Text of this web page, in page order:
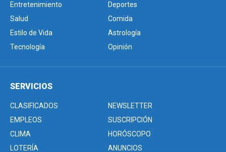
Entretenimiento
Deportes
Salud
Comida
Estilo de Vida
Astrología
Tecnología
Opinión
SERVICIOS
CLASIFICADOS
NEWSLETTER
EMPLEOS
SUSCRIPCIÓN
CLIMA
HORÓSCOPO
LOTERÍA
ANUNCIOS